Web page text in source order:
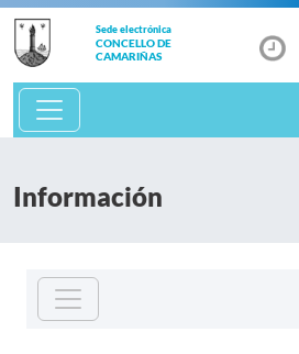
Sede electrónica
CONCELLO DE
CAMARIÑAS
Información